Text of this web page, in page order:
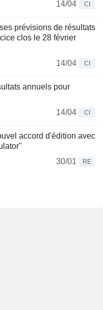
14/04
CI
prévisions de résultats
clos le 28 février
14/04
CI
annuels pour
14/04
CI
accord d'édition avec
30/01
RE